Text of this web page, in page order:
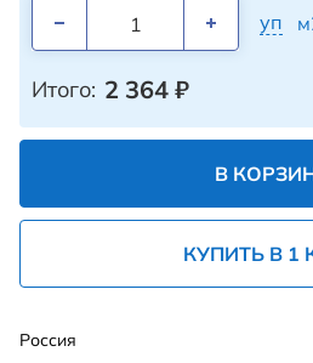
уп
Итого: 2 364 ₽
В
КУПИТЬ В 1
Россия